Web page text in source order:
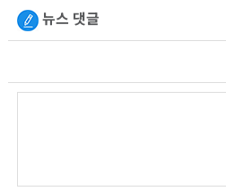
뉴스 댓글